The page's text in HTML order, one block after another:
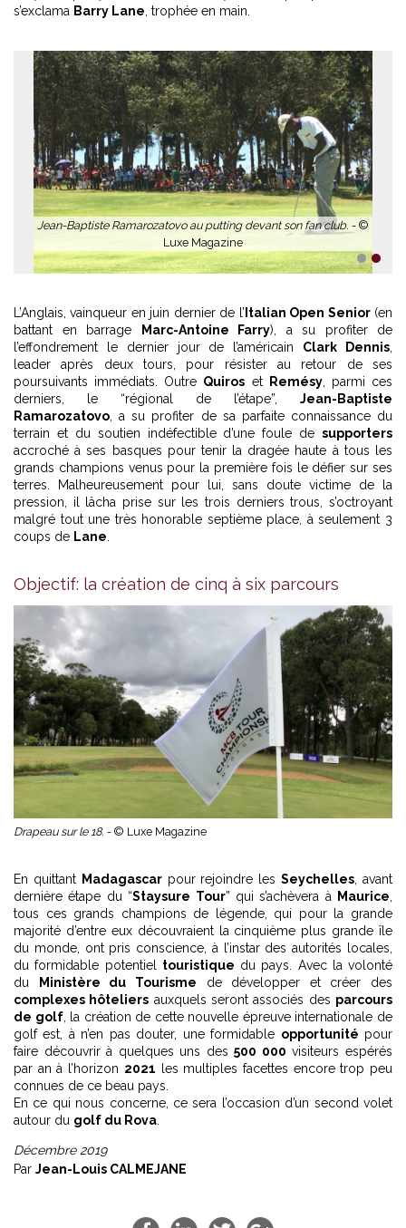
s’exclama Barry Lane , trophée en main.
Baptiste Ramarozatovo au putting devant son fan club. -©
Luxe Magazine
1 2
L’Anglais, vainqueur en juin dernier de l’ Italian Open Senior(en
battant en barrage
Marc-Antoine Farry), a su profiter de
l’effondrement le dernier jour de l’américain Clark Dennis
leader après deux tours, pour résister au retour de ses
poursuivants immédiats. Outre Quiros et Remésy, parmi ces
derniers, le “régional de l’étape”, Jean-Baptiste
Ramarozatovo , a su profiter de sa parfaite connaissance du
terrain et du soutien indéfectible d’une foule de supporters
accroché à ses basques pour tenir la dragée haute à tous les
grands champions venus pour la première fois le défier sur ses
terres. Malheureusement pour lui, sans doute victime de la
pression, il lâcha prise sur les trois derniers trous, s’octroyant
malgré tout une très honorable septième place, à seulement 3
coups de Lane
Objectif: la création de cinq à six parcours
Drapeau sur le 18. - © Luxe Magazine
En quittant Madagascarpour rejoindre lesSeychelles , avant
dernière étape du “Staysure Tour” qui s’achèvera à Maurice
tous ces grands champions de légende, qui pour la grande
majorité d’entre eux découvraient la cinquième plus grande île
du monde, ont pris conscience, à l’instar des autorités locales,
du formidable potentiel touristique du pays. Avec la volonté
du
Ministère du Tourisme de développer et créer des
complexes hôteliers auxquels seront associés des parcours
de golf, la création de cette nouvelle épreuve internationale de
golf est, à n’en pas douter, une formidable opportunité pour
faire découvrir à quelques uns des500 000 visiteurs espérés
par an à l’horizon 2021 les multiples facettes encore trop peu
connues de ce beau pays.
En ce qui nous concerne, ce sera l’occasion d’un second volet
autour du golf du Rova
Décembre 2019
Par Jean-Louis CALMEJANE